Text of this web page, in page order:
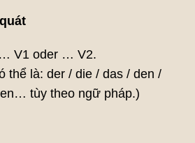
V1 oder … V2.
thể là: der / die / das / den /
tùy theo ngữ pháp.)